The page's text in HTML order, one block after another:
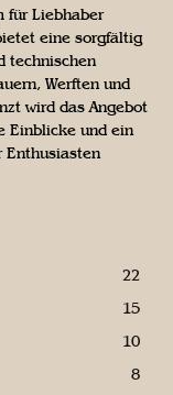
für Liebhaber
eine sorgfältig
technischen
Werften und
wird das Angebot
Einblicke und ein
Enthusiasten
22
15
10
8